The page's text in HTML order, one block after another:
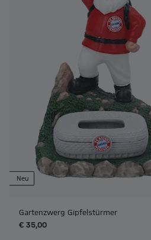
Neu
Gartenzwerg Gipfelstürmer
€ 35,00